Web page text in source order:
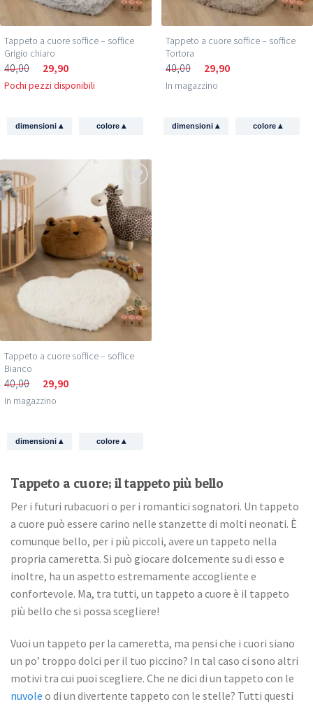
Tappeto a cuore soffice – soffice
Grigio chiaro
40,00 29,90
Pochi pezzi disponibili
dimensioni▴ colore ▴
Tappeto a cuore soffice – soffice
Tortora
40,00 29,90
In magazzino
dimensioni▴ colore ▴
Tappeto a cuore soffice – soffice
Bianco
40,00 29,90
In magazzino
dimensioni▴ colore ▴
Tappeto a cuore; il tappeto più bello
Per i futuri rubacuori o per i romantici sognatori. Un tappeto
a cuore può essere carino nelle stanzette di molti neonati. È
comunque bello, per i più piccoli, avere un tappeto nella
propria cameretta. Si può giocare dolcemente su di esso e
inoltre, ha un aspetto estremamente accogliente e
confortevole. Ma, tra tutti, un tappeto a cuore è il tappeto
più bello che si possa scegliere!
Vuoi un tappeto per la cameretta, ma pensi che i cuori siano
un po’ troppo dolci per il tuo piccino? In tal caso ci sono altri
motivi tra cui puoi scegliere. Che ne dici di un tappeto con le
nuvole o di un divertente tappeto con le stelle? Tutti questi